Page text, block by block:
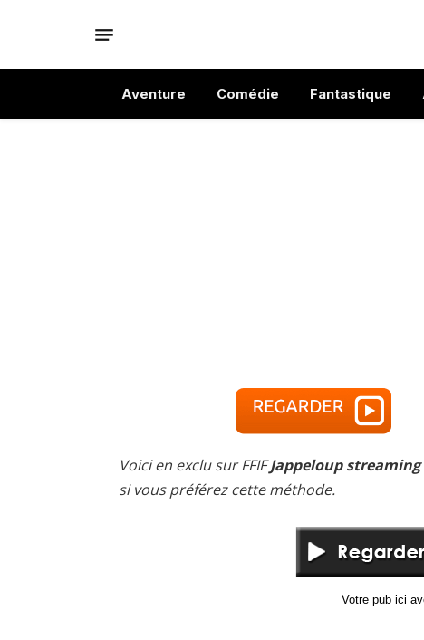
Aventure Comédie Fantastique
Voici en exclu sur FFIFJappeloup
si vous préférez cette méthode.
Votre pub ici